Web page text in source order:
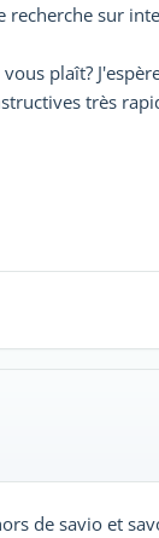
recherche sur
plaît?
très
de savio et